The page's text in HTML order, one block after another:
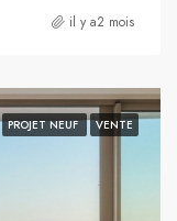
il y a2 mois
PROJET NEUF VENTE